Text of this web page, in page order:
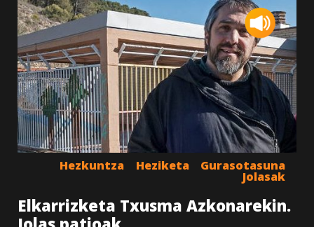
Gurasotasuna
Heziketa
Hezkuntza
Jolasak
Elkarrizketa Txusma Azkonarekin.